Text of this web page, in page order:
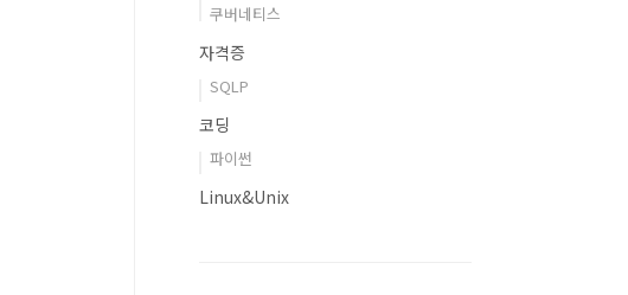
쿠버네티스
자격증
SQLP
코딩
파이썬
Linux&Unix